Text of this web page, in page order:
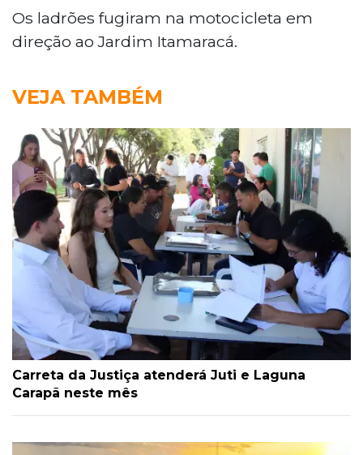
Os ladrões fugiram na motocicleta em
direção ao Jardim Itamaracá.
VEJA TAMBÉM
Carreta da Justiça atenderá Juti e Laguna
Carapã neste mês